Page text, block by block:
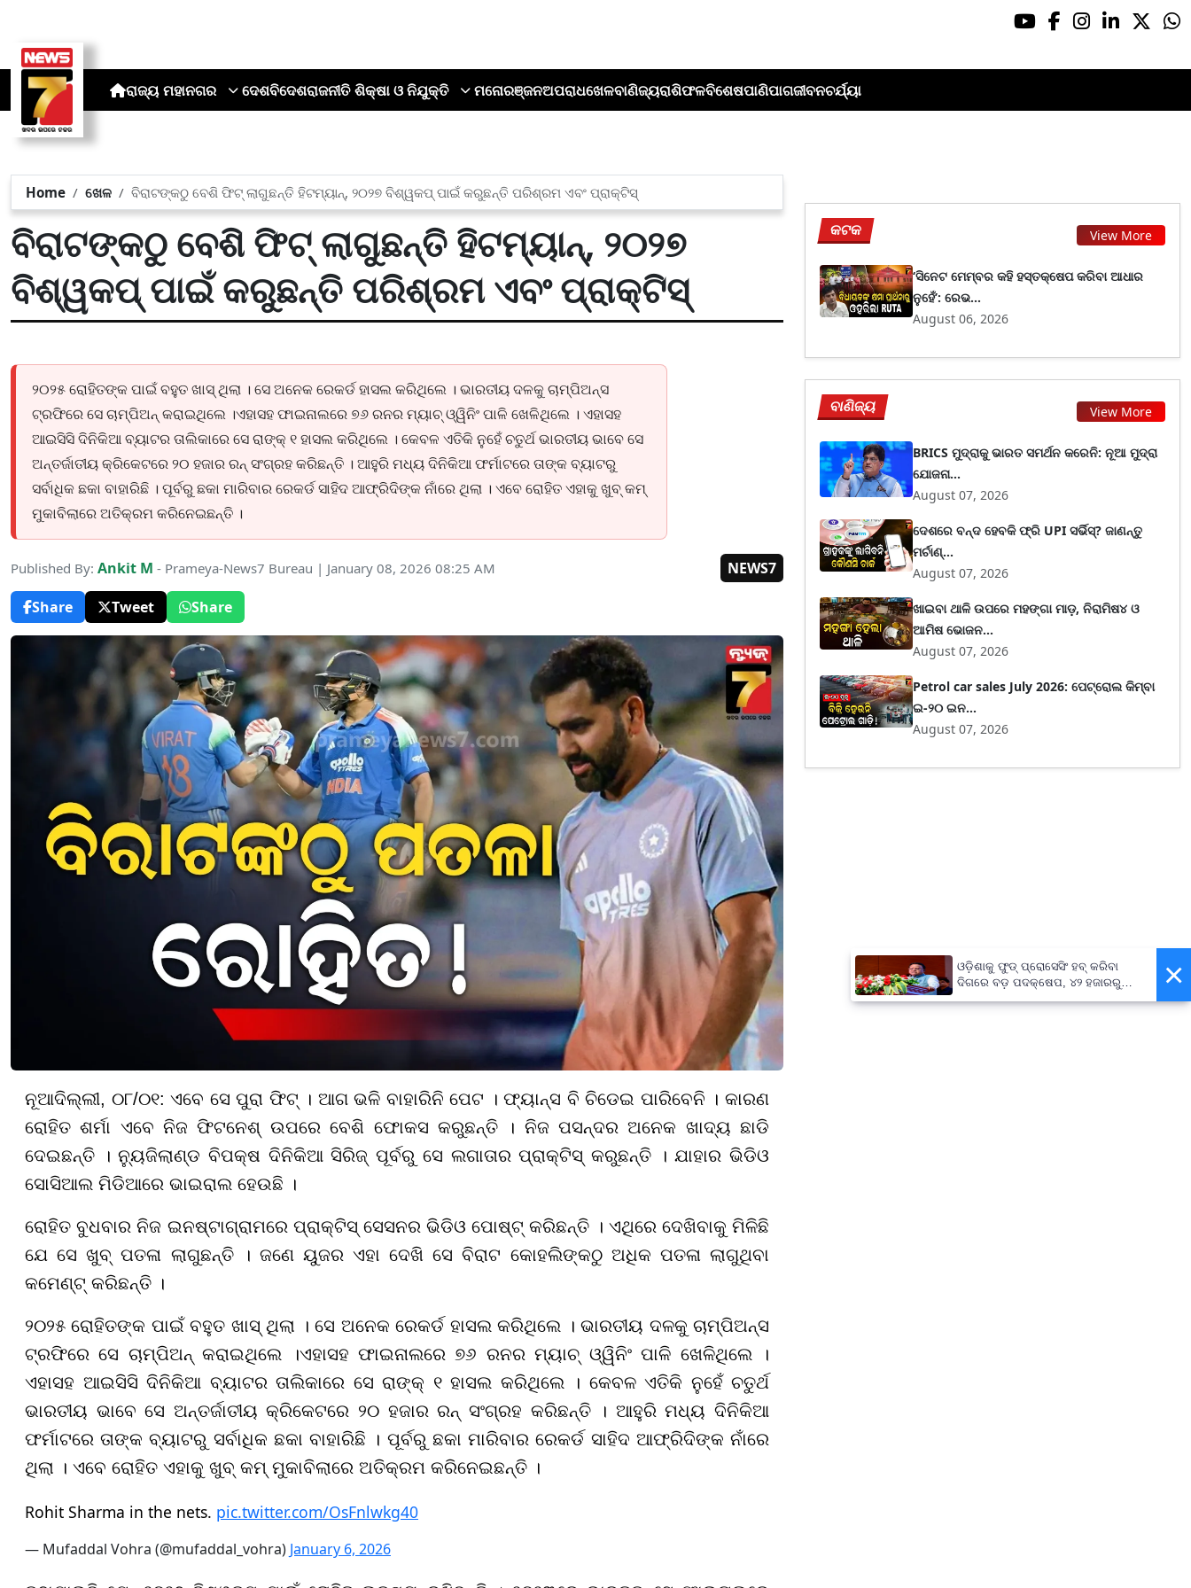
ରାଜ୍ୟ ମହାନଗର ଦେଶବିଦେଶରାଜନୀତି ଶିକ୍ଷା ଓ ନିଯୁକ୍ତି ମନୋରଞ୍ଜନଅପରାଧଖେଳବାଣିଜ୍ୟରାଶିଫଳବିଶେଷପାଣିପାଗଜୀବନଚର୍ଯ୍ୟା
Home ଖେଳ ବିରାଟଙ୍କଠୁ ବେଶି ଫିଟ୍ ଲାଗୁଛନ୍ତି ହିଟମ୍ୟାନ୍, ୨୦୨୭ ବିଶ୍ୱକପ୍ ପାଇଁ କରୁଛନ୍ତି ପରିଶ୍ରମ ଏବଂ ପ୍ରାକ୍ଟିସ୍
ବିରାଟଙ୍କଠୁ ବେଶି ଫିଟ୍ ଲାଗୁଛନ୍ତି ହିଟମ୍ୟାନ୍, ୨୦୨୭
ବିଶ୍ୱକପ୍ ପାଇଁ କରୁଛନ୍ତି ପରିଶ୍ରମ ଏବଂ ପ୍ରାକ୍ଟିସ୍
୨୦୨୫ ରୋହିତଙ୍କ ପାଇଁ ବହୁତ ଖାସ୍ ଥିଲା । ସେ ଅନେକ ରେକର୍ଡ ହାସଲ କରିଥିଲେ । ଭାରତୀୟ ଦଳକୁ ଚାମ୍ପିଅନ୍ସ
ଟ୍ରଫିରେ ସେ ଚାମ୍ପିଅନ୍ କରାଇଥିଲେ ।ଏହାସହ ଫାଇନାଲରେ ୭୬ ରନର ମ୍ୟାଚ୍ ଓ୍ୱିନିଂ ପାଳି ଖେଳିଥିଲେ । ଏହାସହ
ଆଇସିସି ଦିନିକିଆ ବ୍ୟାଟର ତାଲିକାରେ ସେ ରାଙ୍କ୍ ୧ ହାସଲ କରିଥିଲେ । କେବଳ ଏତିକି ନୁହେଁ ଚତୁର୍ଥ ଭାରତୀୟ ଭାବେ ସେ
ଅନ୍ତର୍ଜାତୀୟ କ୍ରିକେଟରେ ୨୦ ହଜାର ରନ୍ ସଂଗ୍ରହ କରିଛନ୍ତି । ଆହୁରି ମଧ୍ୟ ଦିନିକିଆ ଫର୍ମାଟରେ ତାଙ୍କ ବ୍ୟାଟରୁ
ସର୍ବାଧିକ ଛକା ବାହାରିଛି । ପୂର୍ବରୁ ଛକା ମାରିବାର ରେକର୍ଡ ସାହିଦ ଆଫ୍ରିଦିଙ୍କ ନାଁରେ ଥିଲା । ଏବେ ରୋହିତ ଏହାକୁ ଖୁବ୍ କମ୍
ମୁକାବିଲାରେ ଅତିକ୍ରମ କରିନେଇଛନ୍ତି ।
Published By: Ankit M - Prameya-News7 Bureau | January 08, 2026 08:25 AM
NEWS7
Share
Tweet Share
ନୂଆଦିଲ୍ଲୀ, ୦୮/୦୧: ଏବେ ସେ ପୁରା ଫିଟ୍ । ଆଗ ଭଳି ବାହାରିନି ପେଟ । ଫ୍ୟାନ୍ସ ବି ଚିଡେଇ ପାରିବେନି । କାରଣ
ରୋହିତ ଶର୍ମା ଏବେ ନିଜ ଫିଟନେଶ୍ ଉପରେ ବେଶି ଫୋକସ କରୁଛନ୍ତି । ନିଜ ପସନ୍ଦର ଅନେକ ଖାଦ୍ୟ ଛାଡି
ଦେଇଛନ୍ତି । ନ୍ୟୁଜିଲାଣ୍ଡ ବିପକ୍ଷ ଦିନିକିଆ ସିରିଜ୍ ପୂର୍ବରୁ ସେ ଲଗାତାର ପ୍ରାକ୍ଟିସ୍ କରୁଛନ୍ତି । ଯାହାର ଭିଡିଓ
ସୋସିଆଲ ମିଡିଆରେ ଭାଇରାଲ ହେଉଛି ।
ରୋହିତ ବୁଧବାର ନିଜ ଇନଷ୍ଟାଗ୍ରାମରେ ପ୍ରାକ୍ଟିସ୍ ସେସନର ଭିଡିଓ ପୋଷ୍ଟ୍ କରିଛନ୍ତି । ଏଥିରେ ଦେଖିବାକୁ ମିଳିଛି
ଯେ ସେ ଖୁବ୍ ପତଳା ଲାଗୁଛନ୍ତି । ଜଣେ ୟୁଜର ଏହା ଦେଖି ସେ ବିରାଟ କୋହଲିଙ୍କଠୁ ଅଧିକ ପତଳା ଲାଗୁଥିବା
କମେଣ୍ଟ୍ କରିଛନ୍ତି ।
୨୦୨୫ ରୋହିତଙ୍କ ପାଇଁ ବହୁତ ଖାସ୍ ଥିଲା । ସେ ଅନେକ ରେକର୍ଡ ହାସଲ କରିଥିଲେ । ଭାରତୀୟ ଦଳକୁ ଚାମ୍ପିଅନ୍ସ
ଟ୍ରଫିରେ ସେ ଚାମ୍ପିଅନ୍ କରାଇଥିଲେ ।ଏହାସହ ଫାଇନାଲରେ ୭୬ ରନର ମ୍ୟାଚ୍ ଓ୍ୱିନିଂ ପାଳି ଖେଳିଥିଲେ ।
ଏହାସହ ଆଇସିସି ଦିନିକିଆ ବ୍ୟାଟର ତାଲିକାରେ ସେ ରାଙ୍କ୍ ୧ ହାସଲ କରିଥିଲେ । କେବଳ ଏତିକି ନୁହେଁ ଚତୁର୍ଥ
ଭାରତୀୟ ଭାବେ ସେ ଅନ୍ତର୍ଜାତୀୟ କ୍ରିକେଟରେ ୨୦ ହଜାର ରନ୍ ସଂଗ୍ରହ କରିଛନ୍ତି । ଆହୁରି ମଧ୍ୟ ଦିନିକିଆ
ଫର୍ମାଟରେ ତାଙ୍କ ବ୍ୟାଟରୁ ସର୍ବାଧିକ ଛକା ବାହାରିଛି । ପୂର୍ବରୁ ଛକା ମାରିବାର ରେକର୍ଡ ସାହିଦ ଆଫ୍ରିଦିଙ୍କ ନାଁରେ
ଥିଲା । ଏବେ ରୋହିତ ଏହାକୁ ଖୁବ୍ କମ୍ ମୁକାବିଲାରେ ଅତିକ୍ରମ କରିନେଇଛନ୍ତି ।
Rohit Sharma in the nets. pic.twitter.com/OsFnlwkg40
— Mufaddal Vohra (@mufaddal_vohra) January 6, 2026
କଟକ View More
‘ସିନେଟ ମେମ୍ବର କହି ହସ୍ତକ୍ଷେପ କରିବା ଆଧାର
ନୁହେଁ’: ରେଭ...
August 06, 2026
ବାଣିଜ୍ୟ View More
BRICS ମୁଦ୍ରାକୁ ଭାରତ ସମର୍ଥନ କରେନି: ନୂଆ ମୁଦ୍ରା
ଯୋଜନା...
August 07, 2026
ଦେଶରେ ବନ୍ଦ ହେବକି ଫ୍ରି UPI ସର୍ଭିସ୍? ଜାଣନ୍ତୁ
ମର୍ଚାଣ୍...
August 07, 2026
ଖାଇବା ଥାଳି ଉପରେ ମହଙ୍ଗା ମାଡ଼, ନିରାମିଷ୪ ଓ
ଆମିଷ ଭୋଜନ...
August 07, 2026
Petrol car sales July 2026: ପେଟ୍ରୋଲ କିମ୍ବା
ଇ-୨୦ ଇନ...
August 07, 2026
×
ଓଡ଼ିଶାକୁ ଫୁଡ୍ ପ୍ରୋସେସିଂ ହବ୍ କରିବା
ଦିଗରେ ବଡ଼ ପଦକ୍ଷେପ, ୪୨ ହଜାରରୁ
ଅଧିକ ନିଯୁକ୍ତି ସୁଯୋଗ